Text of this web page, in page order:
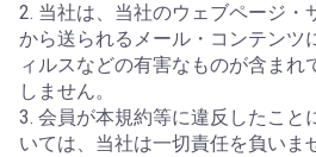
2. 当社は、当社のウェブページ・
から送られるメール・コンテンツ
ィルスなどの有害なものが含まれ
しません。
3. 会員が本規約等に違反したこと
いては、当社は一切責任を負いま